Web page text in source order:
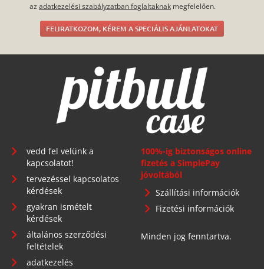
az adatkezelési szabályzatban foglaltaknak megfelelően.
FELIRATKOZOM, KÉREM A SPECIÁLIS AJÁNLATOKAT
vedd fel velünk a
kapcsolatot!
tervezéssel kapcsolatos
kérdések
gyakran ismételt
kérdések
általános szerződési
feltételek
adatkezelés
100%-ig biztonságos online
fizetés a SimplePay
jóvoltából
Szállítási információk
Fizetési információk
Minden jog fenntartva.